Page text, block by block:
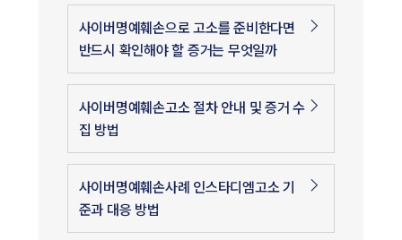
사이버명예훼손으로 고소를 준비한다면
반드시 확인해야 할 증거는 무엇일까
사이버명예훼손고소 절차 안내 및 증거 수
집 방법
사이버명예훼손사례 인스타디엠고소 기
준과 대응 방법